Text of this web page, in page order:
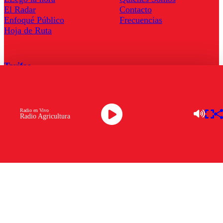
Radio Agricultura
Radio en Vivo
El Radar
Enfoqué Público
Hoja de Ruta
Contacto
Frecuencias
Tarifas
Descarga la APP